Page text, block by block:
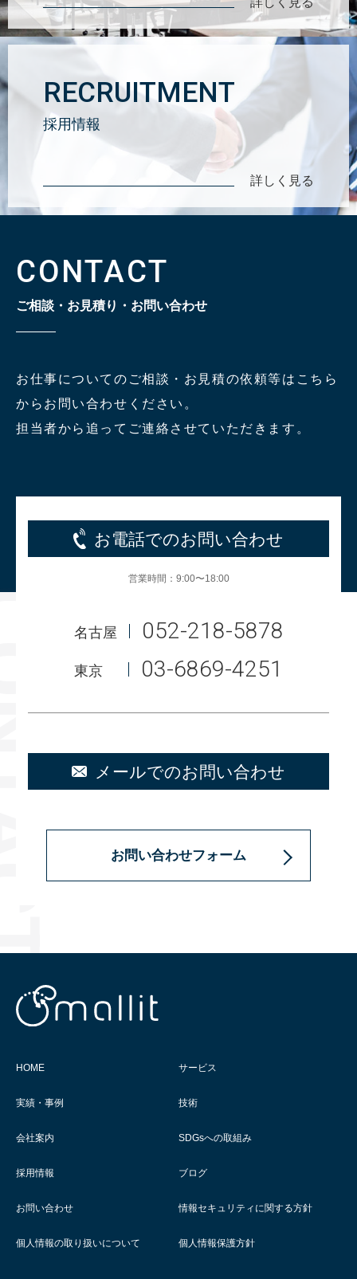
RECRUITMENT
採用情報
詳しく見る
CONTACT
ご相談・お見積り・お問い合わせ
お仕事についてのご相談・お見積の依頼等はこちら
からお問い合わせください。
担当者から追ってご連絡させていただきます。
お電話でのお問い合わせ
営業時間：9:00〜18:00
名古屋 052-218-5878
東京 03-6869-4251
メールでのお問い合わせ
お問い合わせフォーム
HOME サービス
実績・事例 技術
会社案内 SDGsへの取組み
採用情報 ブログ
お問い合わせ 情報セキュリティに関する方針
個人情報の取り扱いについて 個人情報保護方針